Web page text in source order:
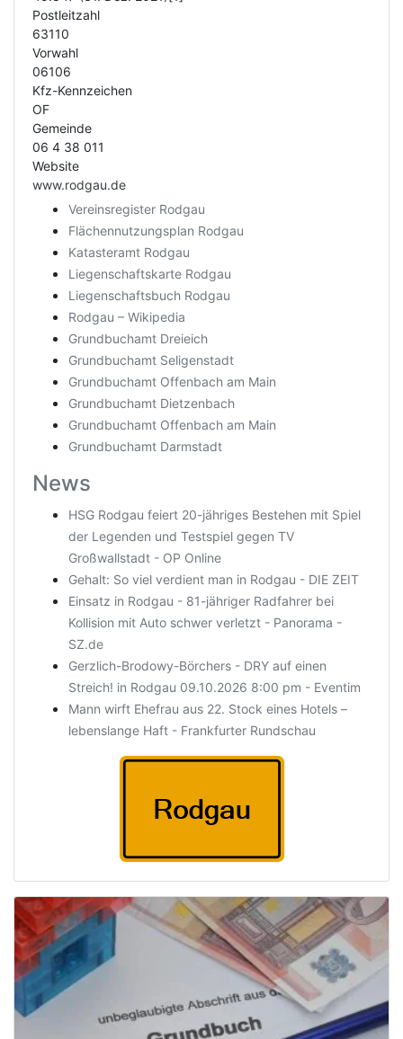
Postleitzahl
63110
Vorwahl
06106
Kfz-Kennzeichen
OF
Gemeinde
06 4 38 011
Website
www.rodgau.de
Vereinsregister Rodgau
Flächennutzungsplan Rodgau
Katasteramt Rodgau
Liegenschaftskarte Rodgau
Liegenschaftsbuch Rodgau
Rodgau – Wikipedia
Grundbuchamt Dreieich
Grundbuchamt Seligenstadt
Grundbuchamt Offenbach am Main
Grundbuchamt Dietzenbach
Grundbuchamt Offenbach am Main
Grundbuchamt Darmstadt
News
HSG Rodgau feiert 20-jähriges Bestehen mit Spiel
der Legenden und Testspiel gegen TV
Großwallstadt - OP Online
Gehalt: So viel verdient man in Rodgau - DIE ZEIT
Einsatz in Rodgau - 81-jähriger Radfahrer bei
Kollision mit Auto schwer verletzt - Panorama -
SZ.de
Gerzlich-Brodowy-Börchers - DRY auf einen
Streich! in Rodgau 09.10.2026 8:00 pm - Eventim
Mann wirft Ehefrau aus 22. Stock eines Hotels –
lebenslange Haft - Frankfurter Rundschau